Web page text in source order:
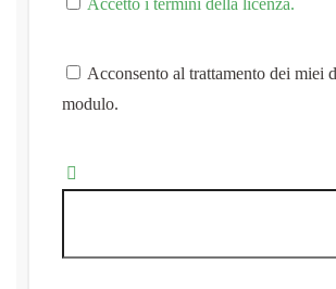
Accetto i termini della licenza.
Acconsento al trattamento dei miei
modulo.